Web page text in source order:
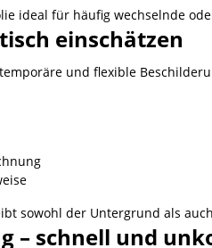
ideal für häufig wechselnde
einschätzen
und flexible
sowohl der Untergrund als
– schnell und